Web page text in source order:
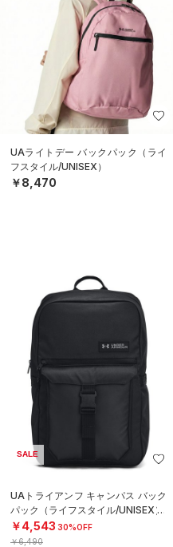
UAライトデー バックパック（ライ
フスタイル/UNISEX）
￥8,470
SALE
UAトライアンフ キャンパス バック
パック（ライフスタイル/UNISEX）
￥4,543 30%OFF
￥6,490